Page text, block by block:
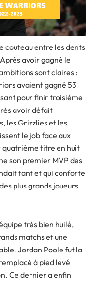
couteau entre les dents
avoir gagné le
sont claires :
avaient gagné 53
pour finir troisième
avoir défait
les Grizzlies et les
le job face aux
quatrième titre en huit
son premier MVP des
tant et qui conforte
plus grands joueurs
très bien huilé,
matchs et une
Jordan Poole fut la
à pied levé
Ce dernier a enfin